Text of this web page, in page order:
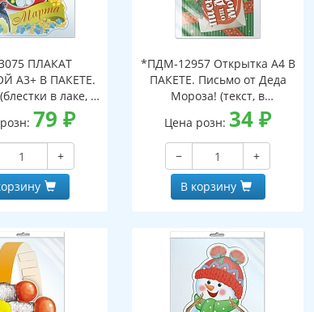
ПЛАКАТ
А3+ В ПАКЕТЕ.
в лаке, в
упаковке,
и клеевым
79₽
+
*ПДМ-12957 Открытка А4 В
ПАКЕТЕ. Письмо от Деда
Мороза! (текст, в
индивидуальной упаковке,
с европодвесом и клеевым
клапаном)
Цена розн: 34₽
−
+
В корзину